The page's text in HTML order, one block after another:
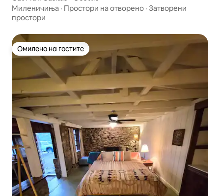
Миленичиња · Простори на отворено · Затворени
простори
Омилено на гостите
Омилено на гостите